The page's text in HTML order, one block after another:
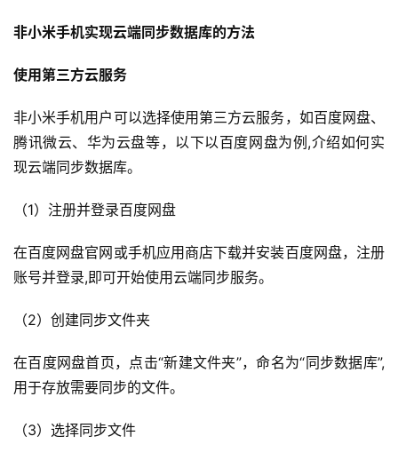
非小米手机实现云端同步数据库的方法
使用第三方云服务
非小米手机用户可以选择使用第三方云服务，如百度网盘、
腾讯微云、华为云盘等，以下以百度网盘为例,介绍如何实
现云端同步数据库。
（1）注册并登录百度网盘
在百度网盘官网或手机应用商店下载并安装百度网盘，注册
账号并登录,即可开始使用云端同步服务。
（2）创建同步文件夹
在百度网盘首页，点击“新建文件夹”，命名为“同步数据库”,
用于存放需要同步的文件。
（3）选择同步文件